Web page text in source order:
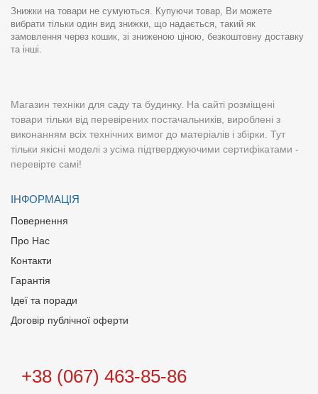
Знижки на товари не сумуються. Купуючи товар, Ви можете
вибрати тільки один вид знижки, що надається, такий як
замовлення через кошик, зі зниженою ціною, безкоштовну доставку
та інші.
Магазин техніки для саду та будинку. На сайті розміщені
товари тільки від перевірених постачальників, вироблені з
виконанням всіх технічних вимог до матеріалів і збірки. Тут
тільки якісні моделі з усіма підтверджуючими сертифікатами -
перевірте самі!
ІНФОРМАЦІЯ
Повернення
Про Нас
Контакти
Гарантія
Ідеї та поради
Договір публічної оферти
+38 (067) 463-85-86